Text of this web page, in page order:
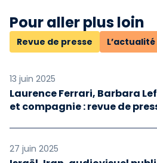
Pour aller plus loin
Revue de presse
13 juin 2025
Laurence Ferrari, Barbara
et compagnie : revue de
27 juin 2025